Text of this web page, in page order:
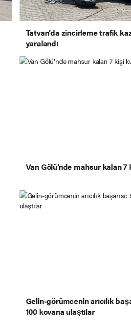
Tatvan’da zincirleme trafik
yaralandı
Van Gölü’nde mahsur kalan 7
Gelin-görümcenin arıcılık
100 kovana ulaştılar